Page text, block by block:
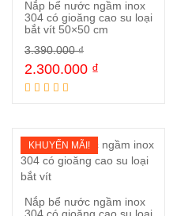
Mua ngay
Nắp bể nước ngầm inox
304 có gioăng cao su loại
bắt vít 50×50 cm
3.390.000₫
2.300.000 ₫
KHUYẾN MÃI!
Nắp bể nước ngầm inox